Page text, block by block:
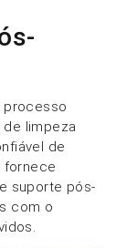
processo
limpeza
de
fornece
suporte pós-
com o